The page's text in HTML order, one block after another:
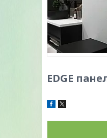
EDGE